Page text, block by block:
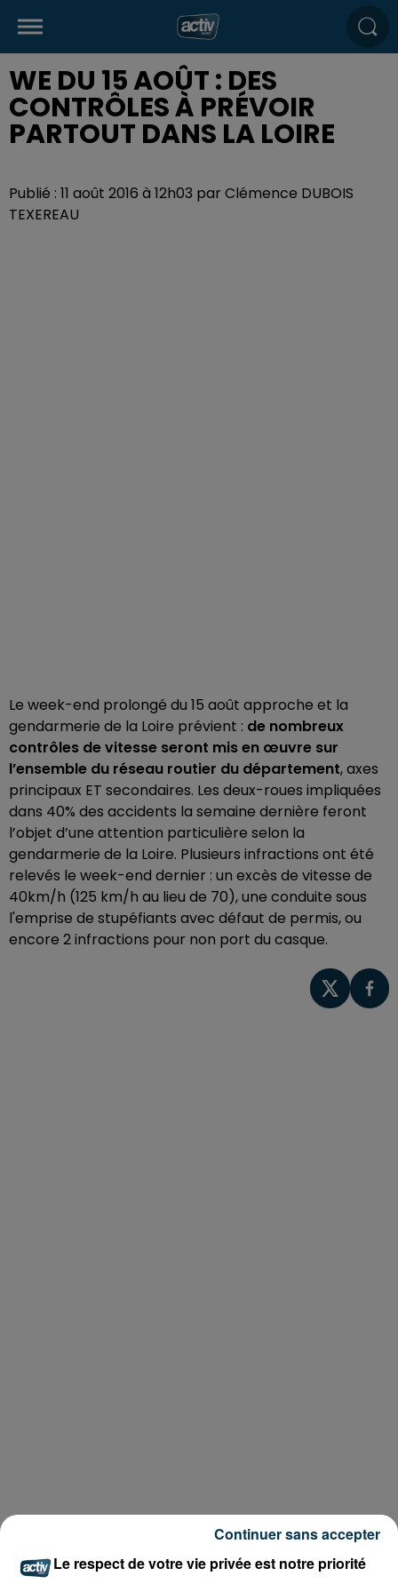
WE DU 15 AOÛT : DES
CONTRÔLES À PRÉVOIR
PARTOUT DANS LA LOIRE
Publié : 11 août 2016 à 12h03 par Clémence DUBOIS
TEXEREAU
Le week-end prolongé du 15 août approche et la
gendarmerie de la Loire prévient : de nombreux
contrôles de vitesse seront mis en œuvre sur
l’ensemble du réseau routier du département, axes
principaux ET secondaires. Les deux-roues impliquées
dans 40% des accidents la semaine dernière feront
l’objet d’une attention particulière selon la
gendarmerie de la Loire. Plusieurs infractions ont été
relevés le week-end dernier : un excès de vitesse de
40km/h (125 km/h au lieu de 70), une conduite sous
l'emprise de stupéfiants avec défaut de permis, ou
encore 2 infractions pour non port du casque.
Le respect de votre vie privée est notre priorité
Continuer sans accepter